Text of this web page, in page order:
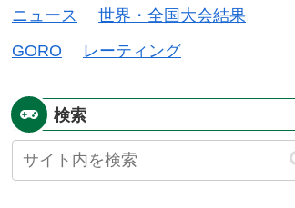
ニュース
世界・全国大会結果
GORO
レーティング
検索